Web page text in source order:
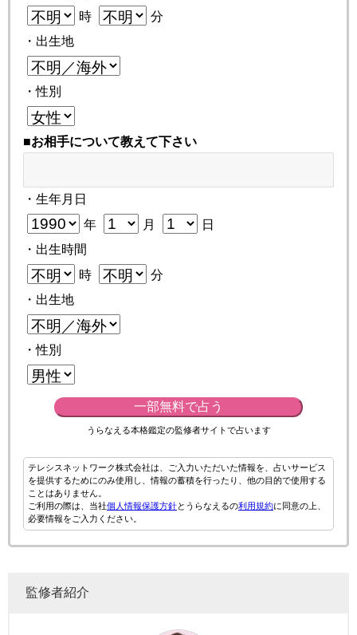
時
分
・出生地
・性別
■お相手について教えて下さい
・生年月日
年 月
日
・出生時間
時
分
・出生地
・性別
一部無料で占う
うらなえる本格鑑定の監修者サイトで占います
テレシスネットワーク株式会社は、ご入力いただいた情報を、占いサービス
を提供するためにのみ使用し、情報の蓄積を行ったり、他の目的で使用する
ことはありません。
ご利用の際は、当社個人情報保護方針とうらなえるの利用規約に同意の上、
必要情報をご入力ください。
監修者紹介